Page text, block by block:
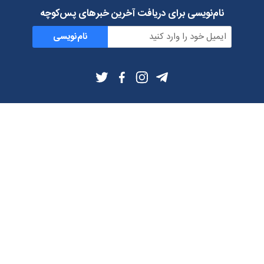
نام‌نویسی برای دریافت آخرین خبرهای پس‌کوچه
نام‌نویسی